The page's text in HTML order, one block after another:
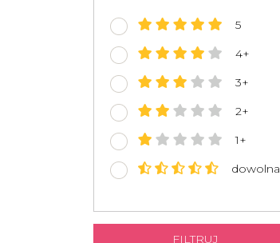
5
4+
3+
2+
1+
dowolna
FILTRUJ